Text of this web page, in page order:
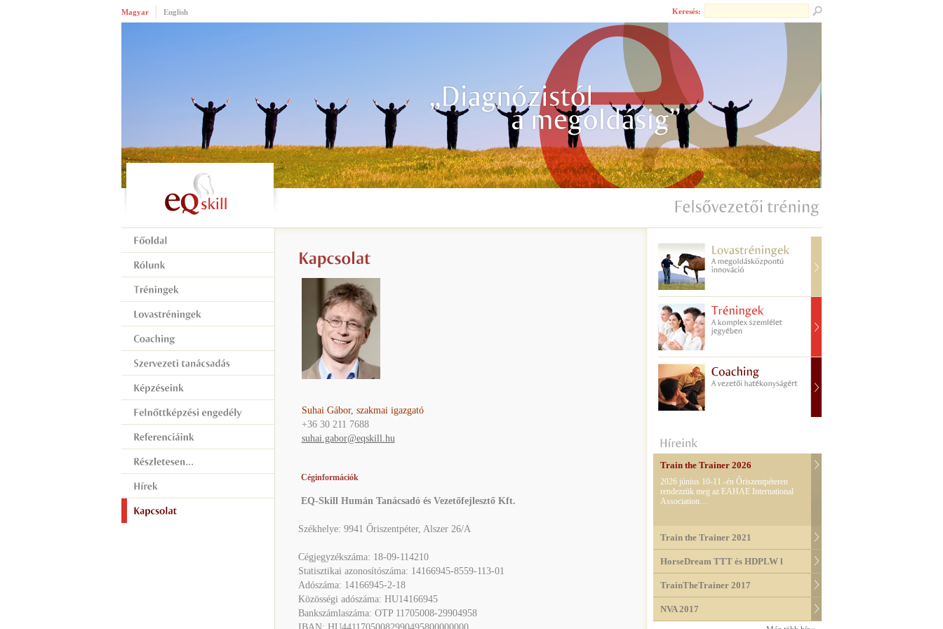
Magyar English Keresés:
Suhai Gábor, szakmai igazgató
+36 30 211 7688
suhai.gabor@eqskill.hu
Céginformációk
EQ-Skill Humán Tanácsadó és Vezetőfejlesztő Kft.
Székhelye: 9941 Őriszentpéter, Alszer 26/A
Cégjegyzékszáma: 18-09-114210
Statisztikai azonosítószáma: 14166945-8559-113-01
Adószáma: 14166945-2-18
Közösségi adószáma: HU14166945
Bankszámlaszáma: OTP 11705008-29904958
Train the Trainer 2026
2026 június 10-11.-én Őriszentpéteren
rendezzük meg az EAHAE International
Association…
Train the Trainer 2021
HorseDream TTT és HDPLW l
TrainTheTrainer 2017
NVA 2017